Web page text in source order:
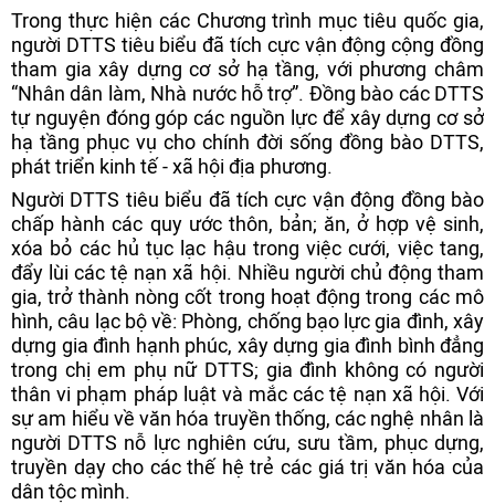
Trong thực hiện các Chương trình mục tiêu quốc gia,
người DTTS tiêu biểu đã tích cực vận động cộng đồng
tham gia xây dựng cơ sở hạ tầng, với phương châm
“Nhân dân làm, Nhà nước hỗ trợ”. Đồng bào các DTTS
tự nguyện đóng góp các nguồn lực để xây dựng cơ sở
hạ tầng phục vụ cho chính đời sống đồng bào DTTS,
phát triển kinh tế - xã hội địa phương.
Người DTTS tiêu biểu đã tích cực vận động đồng bào
chấp hành các quy ước thôn, bản; ăn, ở hợp vệ sinh,
xóa bỏ các hủ tục lạc hậu trong việc cưới, việc tang,
đẩy lùi các tệ nạn xã hội. Nhiều người chủ động tham
gia, trở thành nòng cốt trong hoạt động trong các mô
hình, câu lạc bộ về: Phòng, chống bạo lực gia đình, xây
dựng gia đình hạnh phúc, xây dựng gia đình bình đẳng
trong chị em phụ nữ DTTS; gia đình không có người
thân vi phạm pháp luật và mắc các tệ nạn xã hội. Với
sự am hiểu về văn hóa truyền thống, các nghệ nhân là
người DTTS nỗ lực nghiên cứu, sưu tầm, phục dựng,
truyền dạy cho các thế hệ trẻ các giá trị văn hóa của
dân tộc mình.